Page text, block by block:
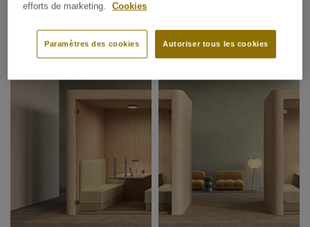
efforts de marketing.
Cookies
Autoriser tous les cookies
Paramètres des cookies